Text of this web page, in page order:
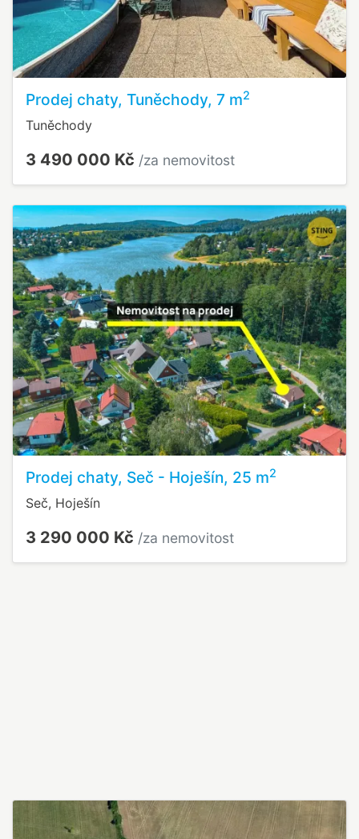
Prodej chaty, Tuněchody, 7 m2
Tuněchody
3 490 000 Kč /za nemovitost
Prodej chaty, Seč - Hoješín, 25 m2
Seč, Hoješín
3 290 000 Kč /za nemovitost